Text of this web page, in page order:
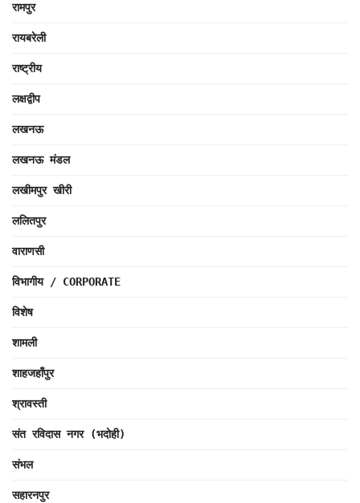
रामपुर
रायबरेली
राष्ट्रीय
लक्षद्वीप
लखनऊ
लखनऊ मंडल
लखीमपुर खीरी
ललितपुर
वाराणसी
विभागीय / CORPORATE
विशेष
शामली
शाहजहाँपुर
श्रावस्ती
संत रविदास नगर (भदोही)
संभल
सहारनपुर